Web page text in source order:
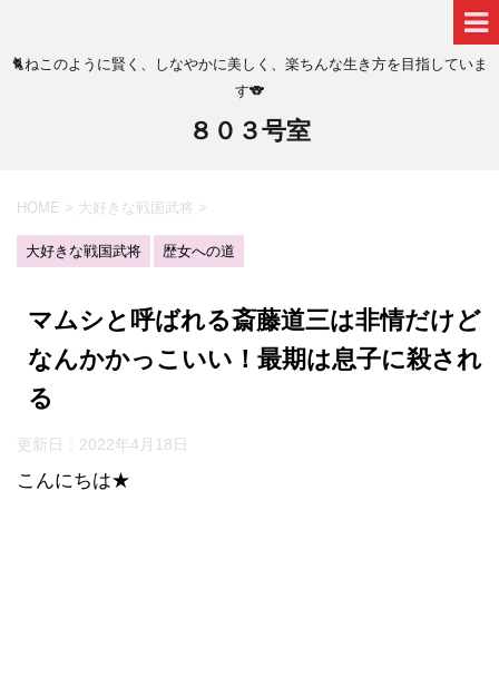
🐈ねこのように賢く、しなやかに美しく、楽ちんな生き方を目指していま
す🐨
８０３号室
HOME > 大好きな戦国武将 >
大好きな戦国武将 歴女への道
マムシと呼ばれる斎藤道三は非情だけど
なんかかっこいい！最期は息子に殺され
る
更新日： 2022年4月18日
こんにちは★